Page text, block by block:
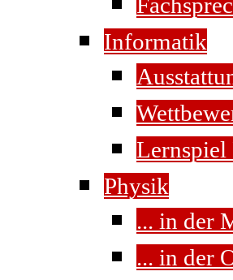
Informatik
Lernspiel
Physik
... in der
... in der